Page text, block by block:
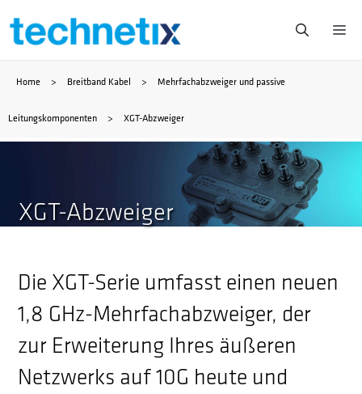
Zum
springen
Home > Breitband Kabel > Mehrfachabzweiger und passive
Leitungskomponenten > XGT-Abzweiger
XGT-Abzweiger
Die XGT-Serie umfasst einen neuen
1,8 GHz-Mehrfachabzweiger, der
zur Erweiterung Ihres äußeren
Netzwerks auf 10G heute und